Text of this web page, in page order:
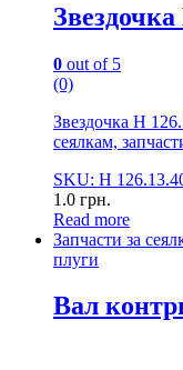
0 out of 5
(0)
Звездочка Н
сеялкам,
SKU: Н
1.0 грн.
Read more
Запчасти за
плуги
Вал